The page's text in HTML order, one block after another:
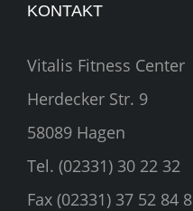
KONTAKT
Vitalis Fitness Center
Herdecker Str. 9
58089 Hagen
Tel. (02331) 30 22 32
Fax (02331) 37 52 84 8